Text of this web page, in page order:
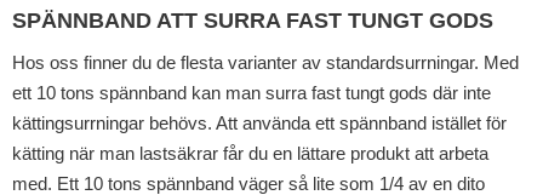
SPÄNNBAND ATT SURRA FAST TUNGT GODS
Hos oss finner du de flesta varianter av standardsurrningar. Med
ett 10 tons spännband kan man surra fast tungt gods där inte
kättingsurrningar behövs. Att använda ett spännband istället för
kätting när man lastsäkrar får du en lättare produkt att arbeta
med. Ett 10 tons spännband väger så lite som 1/4 av en dito